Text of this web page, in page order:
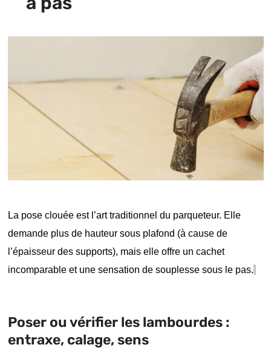
La pose clouée est l’art traditionnel du parqueteur. Elle
demande plus de hauteur sous plafond (à cause de
l’épaisseur des supports), mais elle offre un cachet
incomparable et une sensation de souplesse sous le pas.
Poser ou vérifier les lambourdes :
entraxe, calage, sens